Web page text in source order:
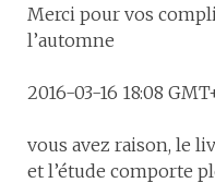
Merci pour vos
l’automne
2016-03-16 18:08
vous avez raison, le
et l’étude comporte